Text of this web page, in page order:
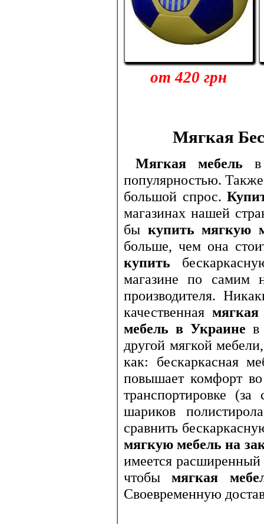
Мягкая
Мягкая мебель в
популярностью.
большой спрос.
магазинах нашей
бы купить мягкую
больше, чем она
купить
магазине по самим
производителя.
качественная мягкая
мебель в Украине в
другой мягкой
как: бескаркасная
повышает комфорт
транспортировке
шариков
сравнить
мягкую мебель на
имеется
чтобымягкая
Своевременную
от 420 грн